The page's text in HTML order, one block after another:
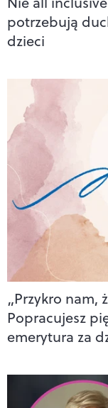
potrzebują
dzieci
„Przykro nam,
Popracujesz
emerytura za